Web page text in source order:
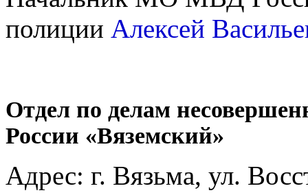
полиции Алексей
Отдел по делам
России «Вяземский»
Адрес: г. Вязьма, ул.